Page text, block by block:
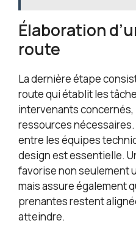
Élaboration
route
La dernière étape
route qui établit les
intervenants concernés,
ressources
entre les équipes
design est essentielle.
favorise non seulement
mais assure également
prenantes restent
atteindre.